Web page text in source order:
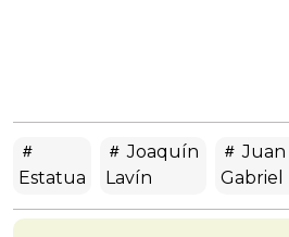
Estatua
Joaquín
Lavín
Juan
Gabriel